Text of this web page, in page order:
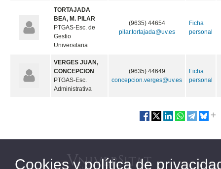
TORTAJADA
BEA, M. PILAR
PTGAS-Esc. de
Gestio
Universitaria
(9635) 44654
pilar.tortajada@uv.es
Ficha
personal
VERGES JUAN,
CONCEPCION
PTGAS-Esc.
Administrativa
(9635) 44649
concepcion.verges@uv.es
Ficha
personal
Cookies y política de